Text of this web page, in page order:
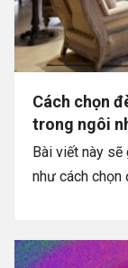
Cách chọn
trong ngôi
Bài viết này
như cách chọn